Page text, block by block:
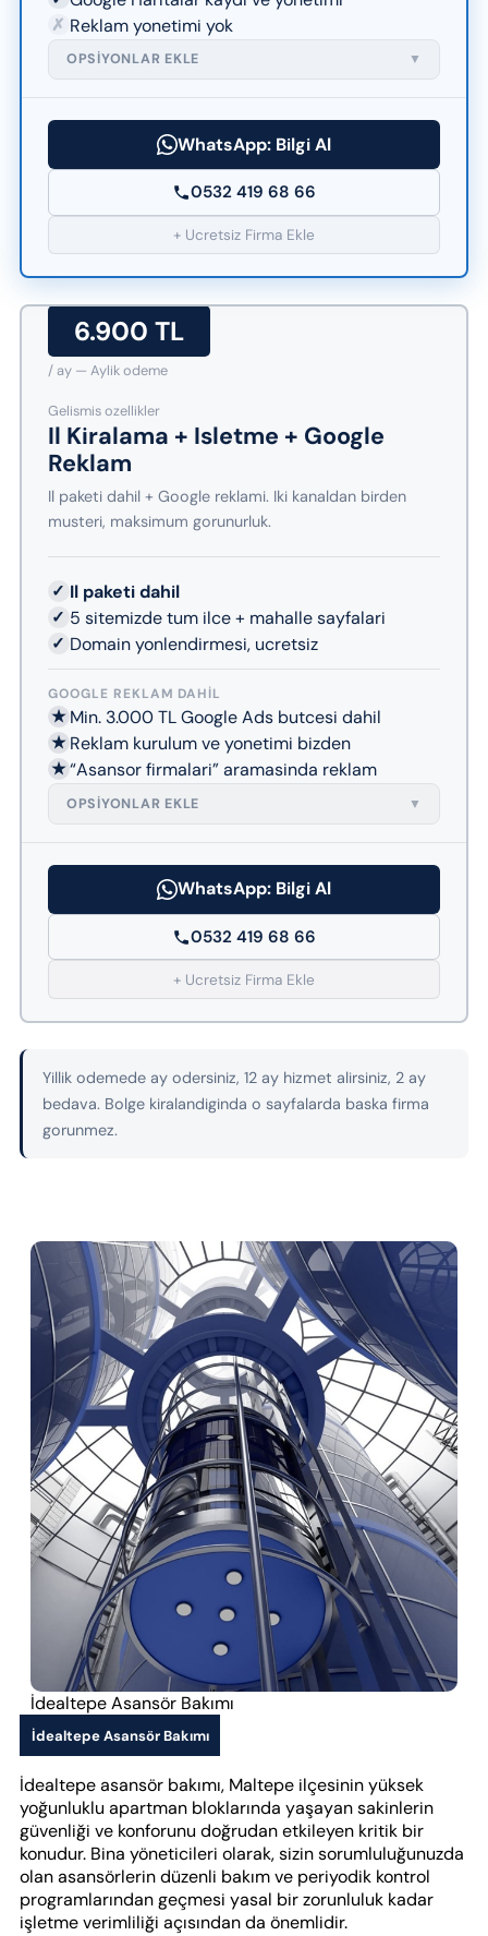
✗ Reklam yonetimi yok
OPSIYONLAR EKLE ▼
WhatsApp: Bilgi Al
0532 419 68 66
+ Ucretsiz Firma Ekle
6.900 TL
/ ay — Aylik odeme
Gelismis ozellikler
Il Kiralama + Isletme + Google
Reklam
Il paketi dahil + Google reklami. Iki kanaldan birden
musteri, maksimum gorunurluk.
✓ Il paketi dahil
✓ 5 sitemizde tum ilce + mahalle sayfalari
✓ Domain yonlendirmesi, ucretsiz
GOOGLE REKLAM DAHIL
★ Min. 3.000 TL Google Ads butcesi dahil
★ Reklam kurulum ve yonetimi bizden
★“Asansor firmalari” aramasinda reklam
OPSIYONLAR EKLE ▼
WhatsApp: Bilgi Al
0532 419 68 66
+ Ucretsiz Firma Ekle
Yillik odemede ay odersiniz, 12 ay hizmet alirsiniz, 2 ay
bedava. Bolge kiralandiginda o sayfalarda baska firma
gorunmez.
İdealtepe Asansör Bakımı
İdealtepe asansör bakımı, Maltepe ilçesinin yüksek
yoğunluklu apartman bloklarında yaşayan sakinlerin
güvenliği ve konforunu doğrudan etkileyen kritik bir
konudur. Bina yöneticileri olarak, sizin sorumluluğunuzda
olan asansörlerin düzenli bakım ve periyodik kontrol
programlarından geçmesi yasal bir zorunluluk kadar
işletme verimliliği açısından da önemlidir.
İdealtepe Asansör Bakımı